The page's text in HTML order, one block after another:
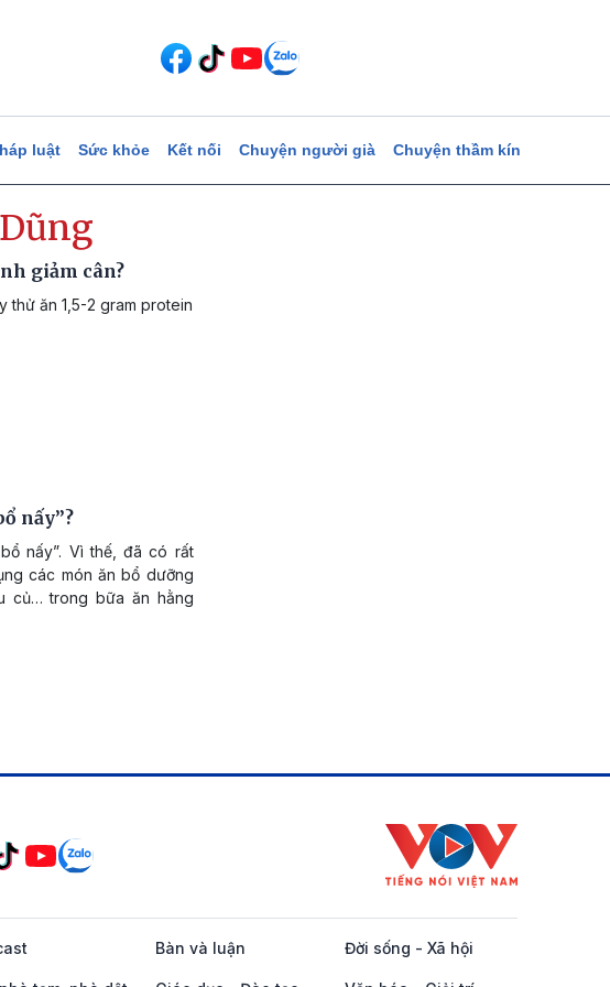
luật Sức khỏe Kết nối Chuyện người già Chuyện thầm kín
giảm cân?
thử ăn 1,5-2 gram protein
nấy”?
nấy”. Vì thế, đã có rất
các món ăn bổ dưỡng
củ… trong bữa ăn hằng
Bàn và luận Đời sống - Xã hội